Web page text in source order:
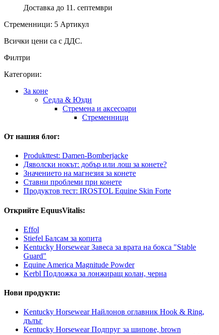
Доставка до 11. септември
Стременници: 5 Артикул
Всички цени са с ДДС.
Филтри
Категории:
За коне
Седла & Юзди
Стремена и аксесоари
Стременници
От нашия блог:
Produkttest: Damen-Bomberjacke
Дяволски нокът: добър или лош за конете?
Значението на магнезия за конете
Ставни проблеми при конете
Продуктов тест: IROSTOL Equine Skin Forte
Открийте EquusVitalis:
Effol
Stiefel Балсам за копита
Kentucky Horsewear Завеса за врата на бокса "Stable
Guard"
Equine America Magnitude Powder
Kerbl Подложка за лонжиращ колан, черна
Нови продукти:
Kentucky Horsewear Найлонов оглавник Hook & Ring,
дълъг
Kentucky Horsewear Подпруг за шипове, brown